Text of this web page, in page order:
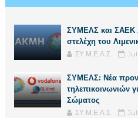
ΣΥΜΕΛΣ και ΣΑΕΚ
στελέχη του
ΣΥ.Μ.Ε.Λ.Σ.
ΣΥΜΕΛΣ: Νέα
τηλεπικοινωνιών
Σώματος
ΣΥ.Μ.Ε.Λ.Σ.